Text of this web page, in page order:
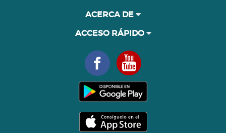
ACERCA DE
ACCESO RÁPIDO